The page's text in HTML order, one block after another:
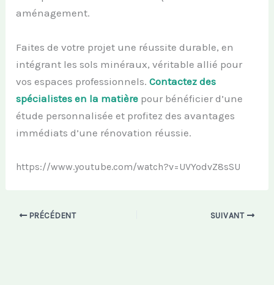
aménagement.
Faites de votre projet une réussite durable, en
intégrant les sols minéraux, véritable allié pour
vos espaces professionnels.Contactez des
spécialistes en la matière pour bénéficier d’une
étude personnalisée et profitez des avantages
immédiats d’une rénovation réussie.
https://www.youtube.com/watch?v=UVYodvZ8sSU
PRÉCÉDENT SUIVANT